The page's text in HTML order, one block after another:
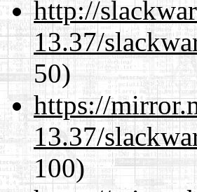
http://
13.37/
50)
https://
13.37/
100)